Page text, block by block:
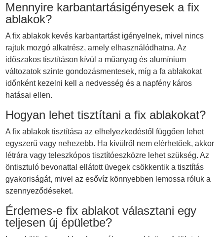
Mennyire karbantartásigényesek a fix
ablakok?
A fix ablakok kevés karbantartást igényelnek, mivel nincs
rajtuk mozgó alkatrész, amely elhasználódhatna. Az
időszakos tisztításon kívül a műanyag és alumínium
változatok szinte gondozásmentesek, míg a fa ablakokat
időnként kezelni kell a nedvesség és a napfény káros
hatásai ellen.
Hogyan lehet tisztítani a fix ablakokat?
A fix ablakok tisztítása az elhelyezkedéstől függően lehet
egyszerű vagy nehezebb. Ha kívülről nem elérhetőek, akkor
létrára vagy teleszkópos tisztítóeszközre lehet szükség. Az
öntisztuló bevonattal ellátott üvegek csökkentik a tisztítás
gyakoriságát, mivel az esővíz könnyebben lemossa róluk a
szennyeződéseket.
Érdemes-e fix ablakot választani egy
teljesen új épületbe?